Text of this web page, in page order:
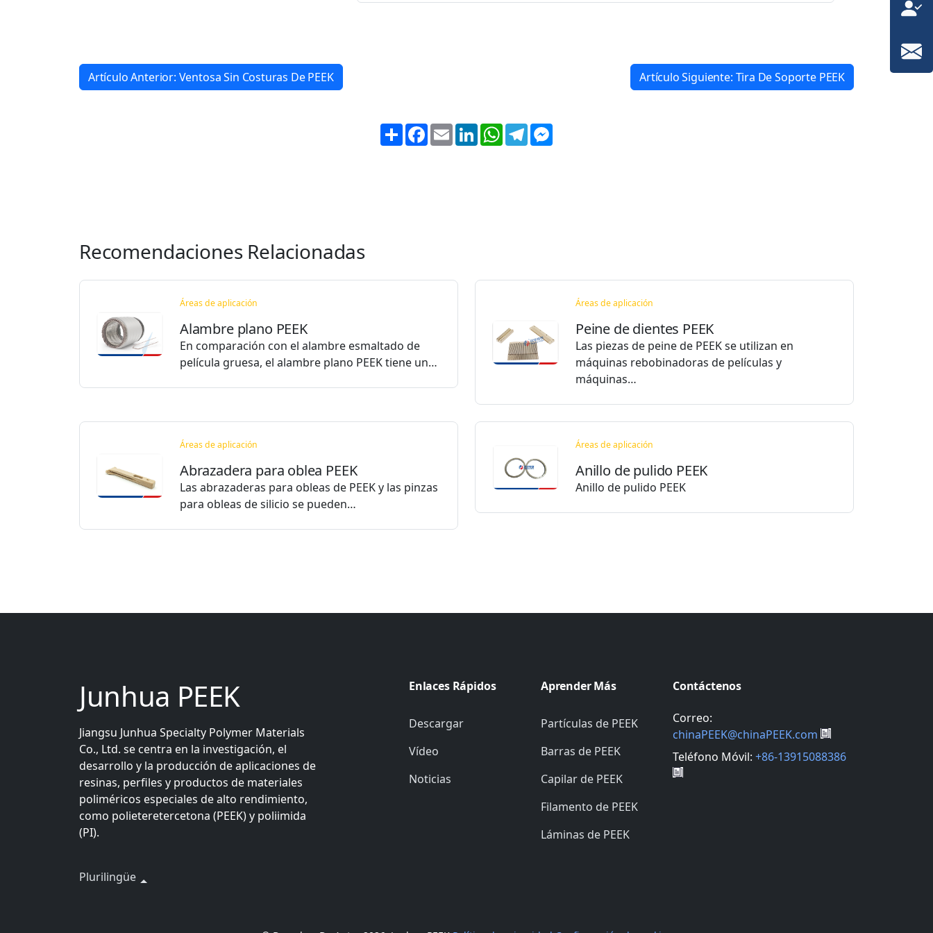
Artículo Anterior: Ventosa Sin Costuras De PEEK Artículo Siguiente: Tira De Soporte PEEK
ShareFacebook
EmailLinkedInWhatsApp
Telegram
Recomendaciones Relacionadas
Áreas de aplicación
Alambre plano PEEK
En comparación con el alambre esmaltado de
película gruesa, el alambre plano PEEK tiene un…
Áreas de aplicación
Peine de dientes PEEK
Las piezas de peine de PEEK se utilizan en
máquinas rebobinadoras de películas y
máquinas…
Áreas de aplicación
Abrazadera para oblea PEEK
Las abrazaderas para obleas de PEEK y las pinzas
para obleas de silicio se pueden…
Áreas de aplicación
Anillo de pulido PEEK
Anillo de pulido PEEK
Junhua PEEK
Jiangsu Junhua Specialty Polymer Materials
Co., Ltd. se centra en la investigación, el
desarrollo y la producción de aplicaciones de
resinas, perfiles y productos de materiales
poliméricos especiales de alto rendimiento,
como polieteretercetona (PEEK) y poliimida
(PI).
Plurilingüe
Enlaces Rápidos
Descargar
Vídeo
Noticias
Aprender Más
Partículas de PEEK
Barras de PEEK
Capilar de PEEK
Filamento de PEEK
Láminas de PEEK
Contáctenos
Correo:
chinaPEEK@chinaPEEK.com
Teléfono Móvil: +86-13915088386